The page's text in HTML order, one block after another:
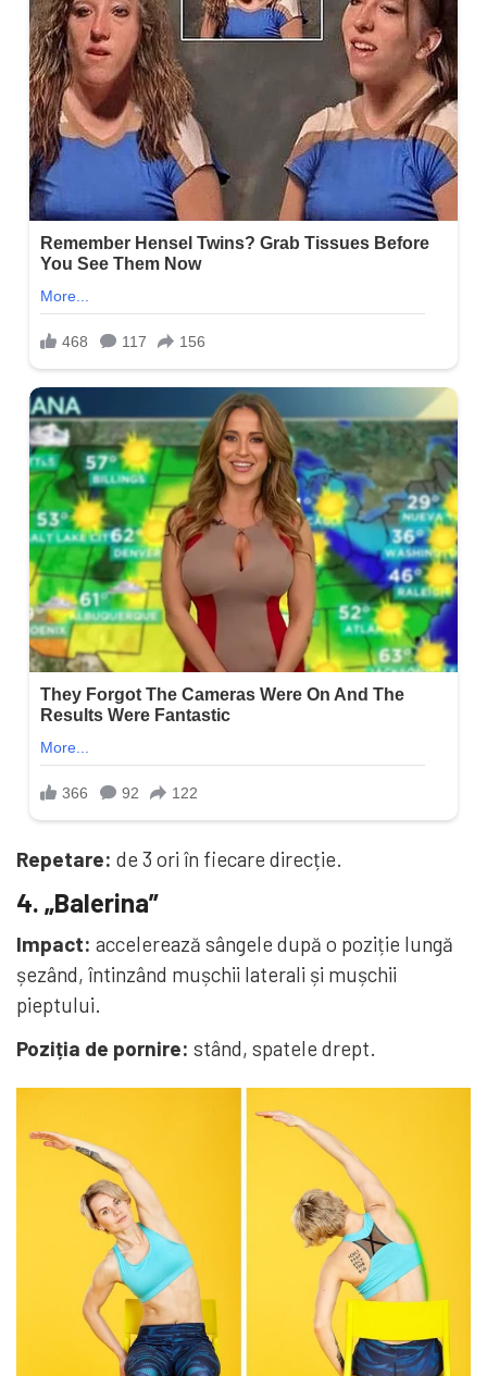
Repetare: de 3 ori în fiecare direcție.
4. „Balerina”
Impact: accelerează sângele după o poziție lungă
șezând, întinzând mușchii laterali și mușchii
pieptului.
Poziția de pornire: stând, spatele drept.